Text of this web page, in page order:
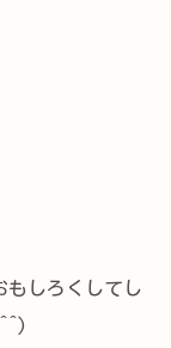
もしろくしてし